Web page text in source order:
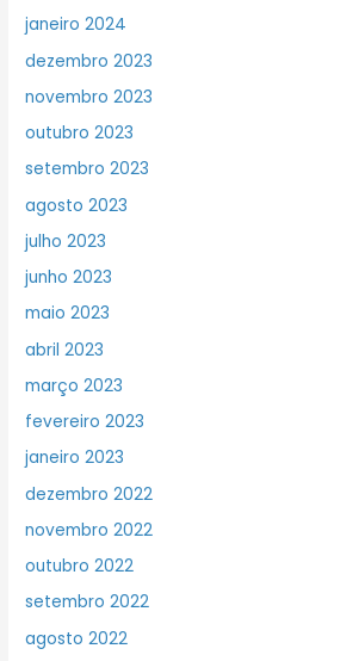
janeiro 2024
dezembro 2023
novembro 2023
outubro 2023
setembro 2023
agosto 2023
julho 2023
junho 2023
maio 2023
abril 2023
março 2023
fevereiro 2023
janeiro 2023
dezembro 2022
novembro 2022
outubro 2022
setembro 2022
agosto 2022